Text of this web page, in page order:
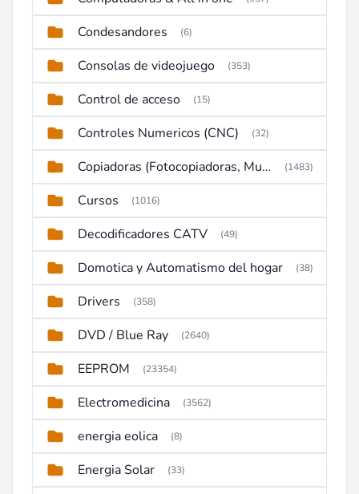
Condesandores (6)
Consolas de videojuego (353)
Control de acceso (15)
Controles Numericos (CNC) (32)
Copiadoras (Fotocopiadoras, Multifunctions, Ploter, etc) (1483)
Cursos (1016)
Decodificadores CATV (49)
Domotica y Automatismo del hogar (38)
Drivers (358)
DVD / Blue Ray (2640)
EEPROM (23354)
Electromedicina (3562)
energia eolica (8)
Energia Solar (33)